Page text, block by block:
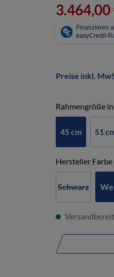
3.464,00
Preise inkl.
Rahmengröße
45 cm 51
Hersteller Farbe
Schwarz